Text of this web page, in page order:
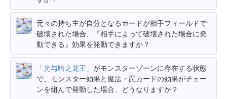
元々の持ち主が自分となるカードが相手フィールドで
破壊された場合、『相手によって破壊された場合に発
動できる』効果を発動できますか？
「光与暗之龙王 」がモンスターゾーンに存在する状態
で、モンスター効果と魔法・罠カードの効果がチェー
ンを組んで発動した場合、どうなりますか？